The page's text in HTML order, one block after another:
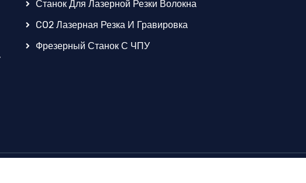
Станок Для Лазерной Резки Волокна
CO2 Лазерная Резка И Гравировка
Фрезерный Станок С ЧПУ